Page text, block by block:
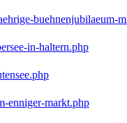
buehnenjubilaeum-
in-haltern.php
enniger-markt.php